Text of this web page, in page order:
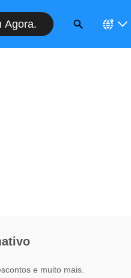
Agora.
e muito mais.